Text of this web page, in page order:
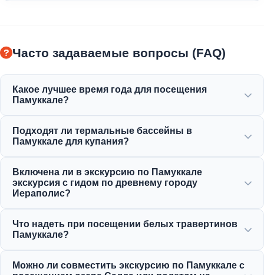
Часто задаваемые вопросы (FAQ)
Какое лучшее время года для посещения
Памуккале?
июнь) и осень (сентябрь-ноябрь) предлагают самую
приятную погоду для изучения белых террас и
Подходят ли термальные бассейны в
Памуккале для купания?
бассейн Клеопатры богаты минералами и
поддерживаются в идеальном, теплом и
Включена ли в экскурсию по Памуккале
экскурсия с гидом по древнему городу
Иераполис?
профессиональную экскурсию с гидом по Иераполису,
включая древний театр, некрополь и исторические
Что надеть при посещении белых травертинов
Памуккале?
белым травертинам необходимо ходить босиком.
Можно ли совместить экскурсию по Памуккале с